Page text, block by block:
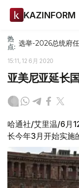
KAZINFORM
热
点: 选举-2026总统府
15:11, 12 6月 2020
亚美尼亚延长
哈通社/艾里温/6月
长今年3月开始实施